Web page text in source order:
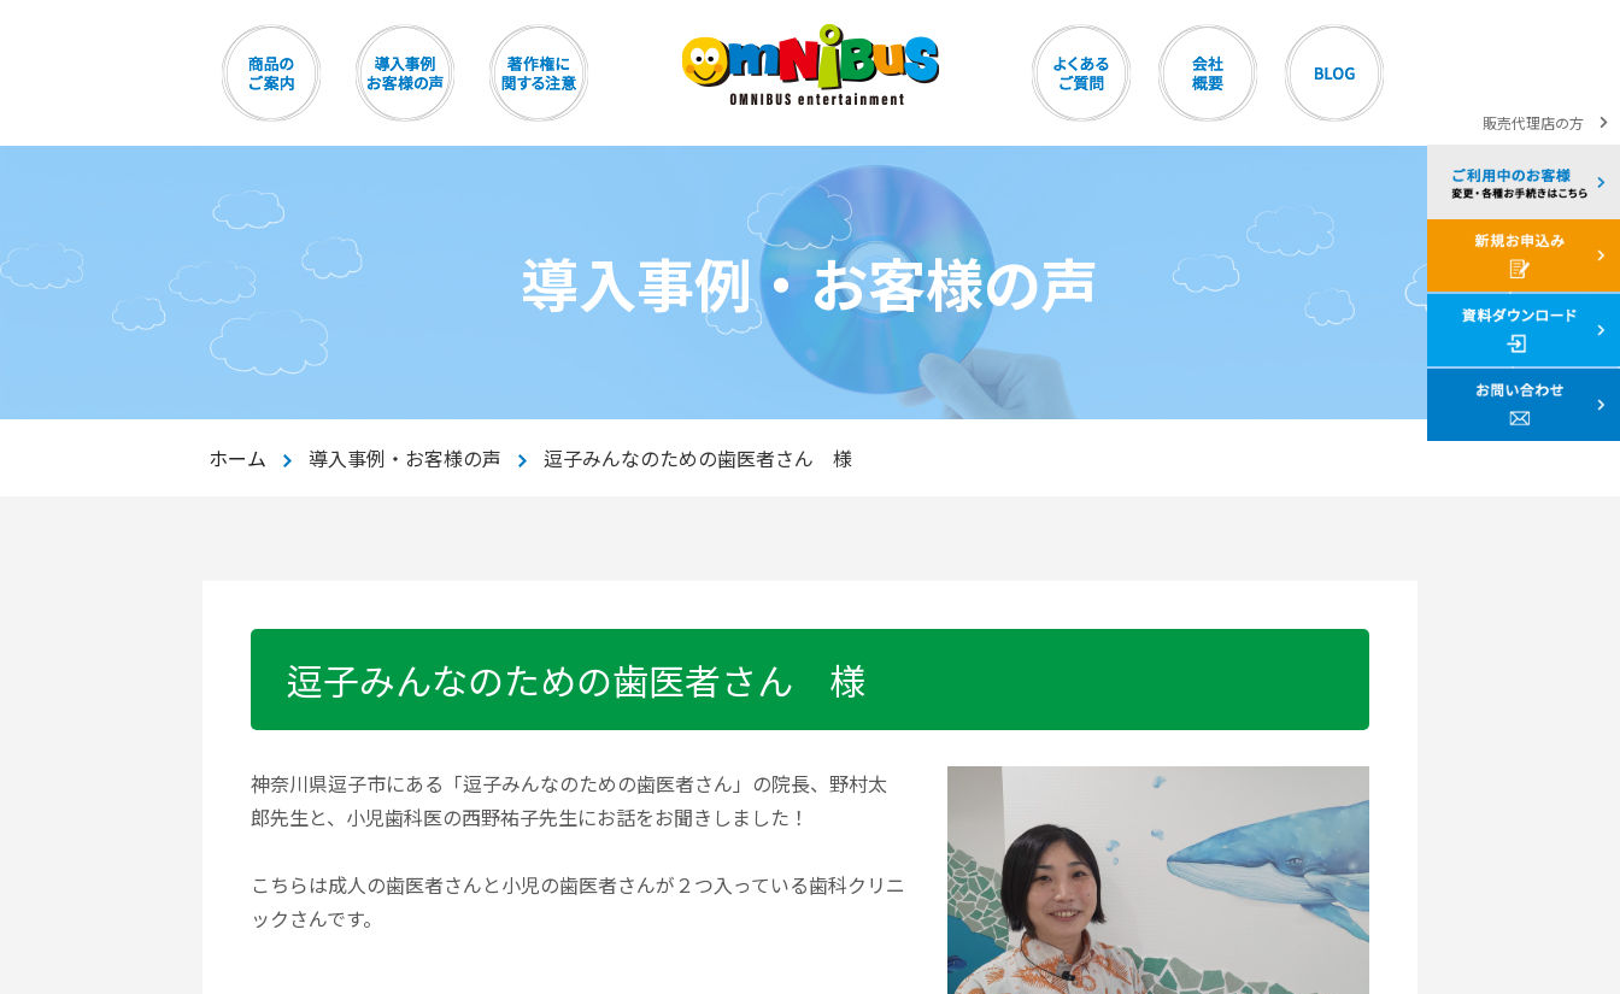
導入事例・お客様の声
ホーム 導入事例・お客様の声 逗子みんなのための歯医者さん 様
逗子みんなのための歯医者さん 様
神奈川県逗子市にある「逗子みんなのための歯医者さん」の院長、野村太
郎先生と、小児歯科医の西野祐子先生にお話をお聞きしました！
こちらは成人の歯医者さんと小児の歯医者さんが２つ入っている歯科クリニ
ックさんです。
販売代理店の方